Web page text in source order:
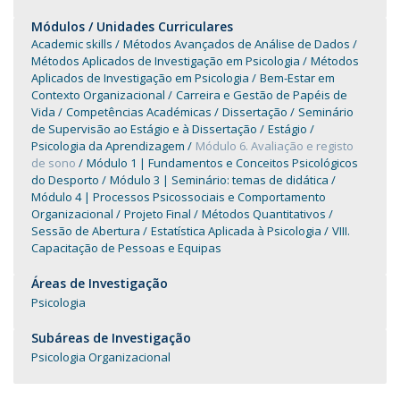
Módulos / Unidades Curriculares
Academic skills
Métodos Avançados de Análise de Dados
Métodos Aplicados de Investigação em Psicologia
Métodos
Aplicados de Investigação em Psicologia
Bem-Estar em
Contexto Organizacional
Carreira e Gestão de Papéis de
Vida
Competências Académicas Dissertação
Seminário
de Supervisão ao Estágio e à Dissertação
Estágio
Psicologia da Aprendizagem
Módulo 6. Avaliação e registo
de sono
Módulo 1 | Fundamentos e Conceitos Psicológicos
do Desporto
Módulo 3 | Seminário: temas de didática
Módulo 4 | Processos Psicossociais e Comportamento
Organizacional
Projeto Final
Métodos Quantitativos
Sessão de Abertura
Estatística Aplicada à Psicologia
VIII.
Capacitação de Pessoas e Equipas
Áreas de Investigação
Psicologia
Subáreas de Investigação
Psicologia Organizacional